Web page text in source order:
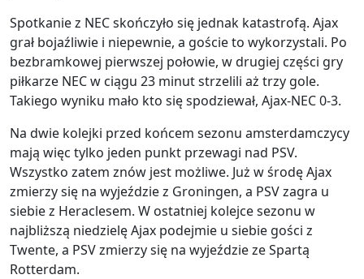
Spotkanie z NEC skończyło się jednak katastrofą. Ajax
grał bojaźliwie i niepewnie, a goście to wykorzystali. Po
bezbramkowej pierwszej połowie, w drugiej części gry
piłkarze NEC w ciągu 23 minut strzelili aż trzy gole.
Takiego wyniku mało kto się spodziewał, Ajax-NEC 0-3.
Na dwie kolejki przed końcem sezonu amsterdamczycy
mają więc tylko jeden punkt przewagi nad PSV.
Wszystko zatem znów jest możliwe. Już w środę Ajax
zmierzy się na wyjeździe z Groningen, a PSV zagra u
siebie z Heraclesem. W ostatniej kolejce sezonu w
najbliższą niedzielę Ajax podejmie u siebie gości z
Twente, a PSV zmierzy się na wyjeździe ze Spartą
Rotterdam.